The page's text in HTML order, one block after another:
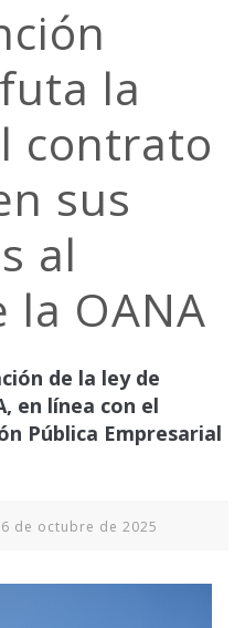
la
contrato
sus
al
OANA
de la ley de
en línea con el
Pública Empresarial
6 de octubre de 2025